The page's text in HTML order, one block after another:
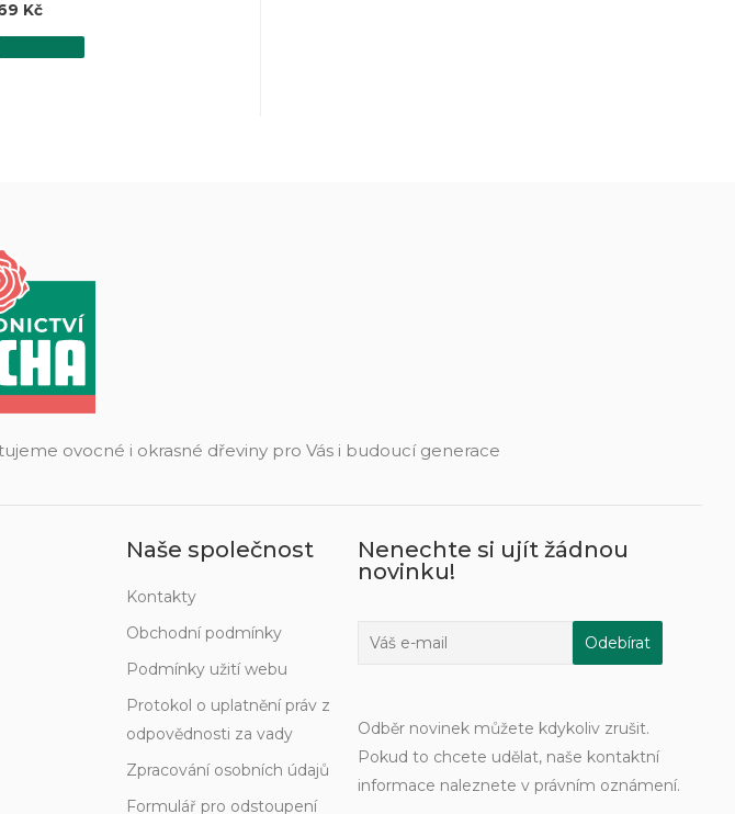
Kč
ovocné i okrasné dřeviny pro Vás i budoucí generace
Naše společnost
Kontakty
Obchodní podmínky
Podmínky užití webu
Protokol o uplatnění práv z
odpovědnosti za vady
Zpracování osobních údajů
Formulář pro odstoupení
Nenechte si ujít žádnou
novinku!
Odběr novinek můžete kdykoliv zrušit.
Pokud to chcete udělat, naše kontaktní
informace naleznete v právním oznámení.